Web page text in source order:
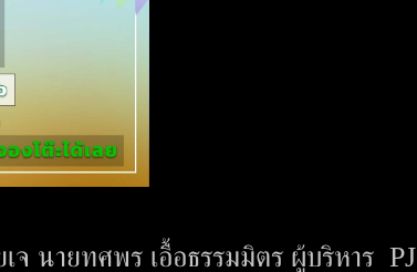
นายทศพร เอื้อธรรมมิตร ผู้บริหาร PJ